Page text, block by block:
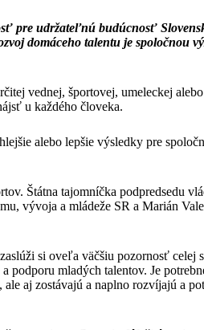
pre udržateľnú budúcnosť
domáceho talentu je spoločnou
vednej, športovej, umeleckej
u každého človeka.
alebo lepšie výsledky pre
Štátna tajomníčka podpredsedu
vývoja a mládeže SR a Marián
si oveľa väčšiu pozornosť celej
podporu mladých talentov. Je
aj zostávajú a naplno rozvíjajú a